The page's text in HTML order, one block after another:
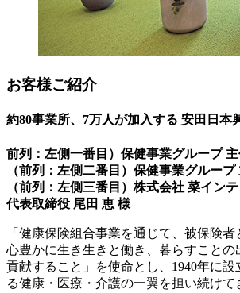
お客様ご紹介
約80事業所、7万人が加入する 安田日本
前列：左側一番目）保健事業グループ
（前列：左側二番目）保健事業グルー
（前列：左側三番目）株式会社 菜イン
代表取締役 尾田 恵 様
「健康保険組合事業を通じて、被保険
心豊かに生き生きと働き、暮らすことの
貢献すること」を使命とし、1940年に
る健康・医療・介護の一翼を担い続けて